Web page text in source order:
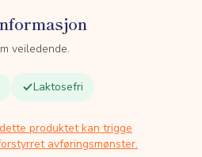
veiledende.
Laktosefri
produktet kan trigge
avføringsmønster.